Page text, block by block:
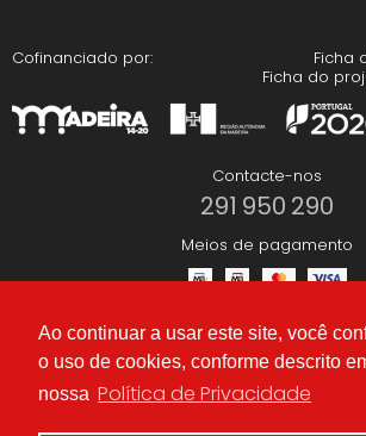
Ao continuar a usar este site, você
o uso de cookies, conforme descrito
nossa Política de Privacidade
Cofinanciado por:
Ficha
Ficha do
Contacte-nos
291 950 290
Meios de pagamento
Termos & condições Política
Redes Sociais